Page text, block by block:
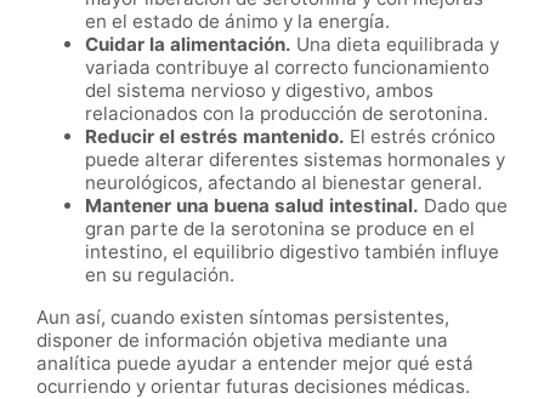
en el estado de ánimo y la energía.
Cuidar la alimentación. Una dieta equilibrada y
variada contribuye al correcto funcionamiento
del sistema nervioso y digestivo, ambos
relacionados con la producción de serotonina.
Reducir el estrés mantenido. El estrés crónico
puede alterar diferentes sistemas hormonales y
neurológicos, afectando al bienestar general.
Mantener una buena salud intestinal. Dado que
gran parte de la serotonina se produce en el
intestino, el equilibrio digestivo también influye
en su regulación.
Aun así, cuando existen síntomas persistentes,
disponer de información objetiva mediante una
analítica puede ayudar a entender mejor qué está
ocurriendo y orientar futuras decisiones médicas.